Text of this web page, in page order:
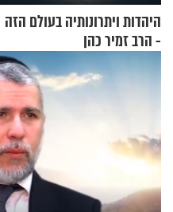
היהדות ויתרונותיה בעולם הזה
- הרב זמיר כהן